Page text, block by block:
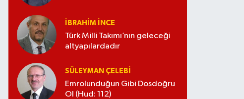
İBRAHIM İNCE
Türk Milli Takımı’nın geleceği
altyapılardadır
SÜLEYMAN ÇELEBI
Emrolunduğun Gibi Dosdoğru
Ol (Hud: 112)